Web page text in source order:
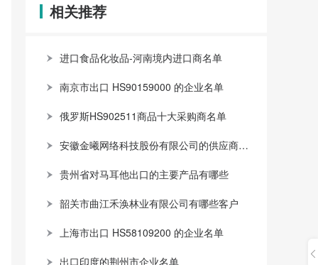
相关推荐
进口食品化妆品-河南境内进口商名单
南京市出口 HS90159000 的企业名单
俄罗斯HS902511商品十大采购商名单
安徽金曦网络科技股份有限公司的供应商有哪些
贵州省对马耳他出口的主要产品有哪些
韶关市曲江禾涣林业有限公司有哪些客户
上海市出口 HS58109200 的企业名单
出口印度的荆州市企业名单
